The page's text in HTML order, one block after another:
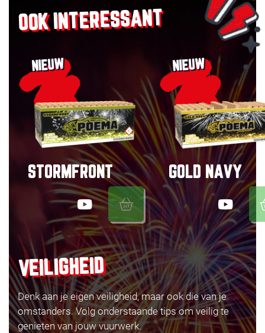
OOK INTERESSANT
NIEUW
STORMFRONT
NIEUW
GOLD NAVY
VEILIGHEID
Denk aan je eigen veiligheid, maar ook die van je
omstanders. Volg onderstaande tips om veilig te
genieten van jouw vuurwerk.